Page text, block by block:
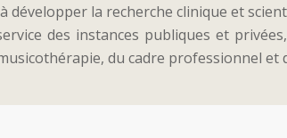
développer la recherche clinique et
des instances publiques et
du cadre professionnel et